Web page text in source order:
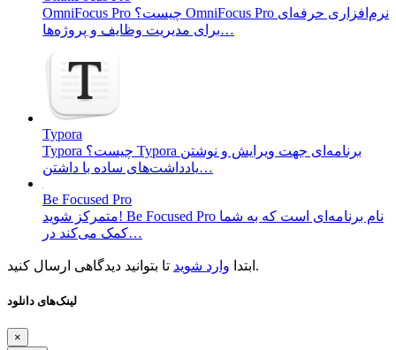
OmniFocus Pro چیست؟ OmniFocus Pro نرم‌افزاری حرفه‌ای
برای مدیریت وظایف و پروژه‌ها…
Typora
Typora چیست؟ Typora برنامه‌ای جهت ویرایش و نوشتن
یادداشت‌های ساده با داشتن…
Be Focused Pro
متمرکز شوید! Be Focused Pro نام برنامه‌ای است که به شما
کمک می‌کند در…
ابتدا وارد شوید تا بتوانید دیدگاهی ارسال کنید.
لینک‌های دانلود
×